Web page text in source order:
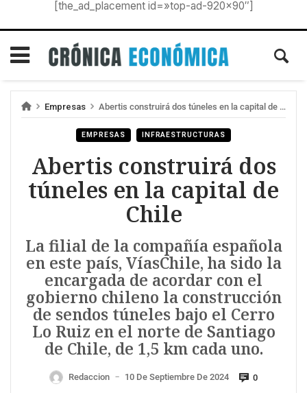
[the_ad_placement id=»top-ad-920×90″]
Empresas Abertis construirá dos túneles en la capital de Chile
EMPRESAS INFRAESTRUCTURAS
Abertis construirá dos
túneles en la capital de
Chile
La filial de la compañía española
en este país, VíasChile, ha sido la
encargada de acordar con el
gobierno chileno la construcción
de sendos túneles bajo el Cerro
Lo Ruiz en el norte de Santiago
de Chile, de 1,5 km cada uno.
Redaccion — 10 De Septiembre De 2024 0